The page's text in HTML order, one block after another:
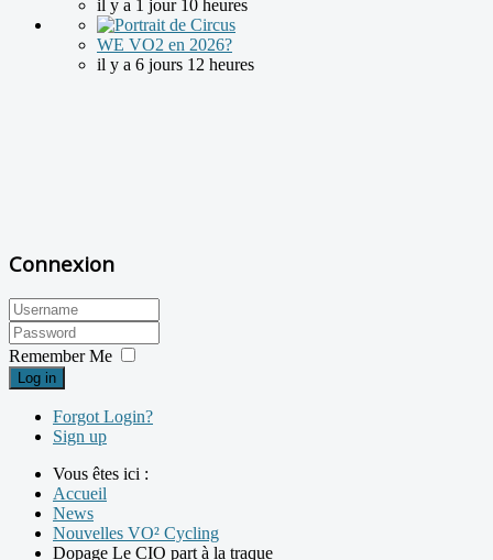
il y a 1 jour 10 heures
WE VO2 en 2026?
il y a 6 jours 12 heures
Connexion
Remember Me
Log in
Forgot Login?
Sign up
Vous êtes ici :
Accueil
News
Nouvelles VO² Cycling
Dopage Le CIO part à la traque